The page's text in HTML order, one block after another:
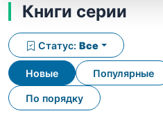
Книги серии
Новые Популярные
По порядку
Статус: Все